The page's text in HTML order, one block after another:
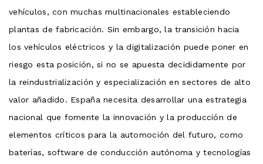
vehículos, con muchas multinacionales estableciendo
plantas de fabricación. Sin embargo, la transición hacia
los vehículos eléctricos y la digitalización puede poner en
riesgo esta posición, si no se apuesta decididamente por
la reindustrialización y especialización en sectores de alto
valor añadido. España necesita desarrollar una estrategia
nacional que fomente la innovación y la producción de
elementos críticos para la automoción del futuro, como
baterías, software de conducción autónoma y tecnologías